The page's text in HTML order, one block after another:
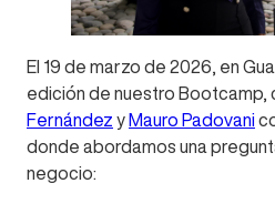
El 19 de marzo de 2026, en
edición de nuestro Bootcamp,
Fernández y Mauro Padovani
donde abordamos una
negocio: